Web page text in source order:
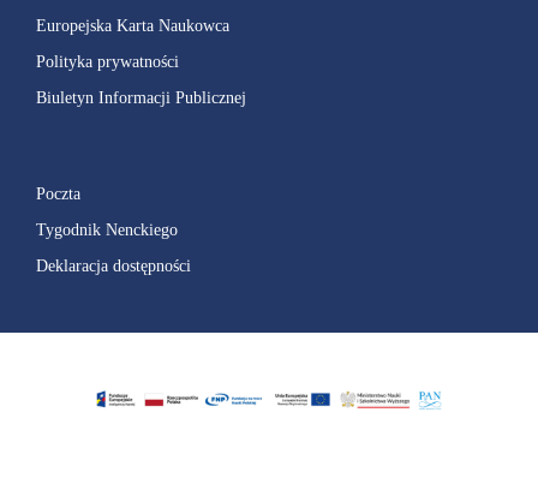
Europejska Karta Naukowca
Polityka prywatności
Biuletyn Informacji Publicznej
Poczta
Tygodnik Nenckiego
Deklaracja dostępności